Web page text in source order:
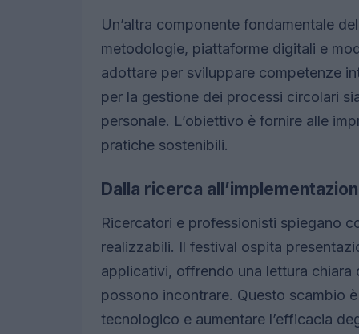
Un’altra componente fondamentale
metodologie, piattaforme digitali e
adottare per sviluppare competenze
per la gestione dei processi circolari
personale. L’obiettivo è fornire alle
pratiche sostenibili.
Dalla ricerca
Ricercatori e professionisti spiegano
realizzabili. Il festival ospita
applicativi, offrendo una lettura
possono incontrare. Questo scambio
tecnologico e aumentare l’efficacia